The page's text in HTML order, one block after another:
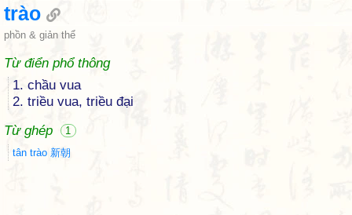
trào
phồn & giản thể
Từ điển phổ thông
1. chầu vua
2. triều vua, triều đại
Từ ghép
1
tân trào 新朝